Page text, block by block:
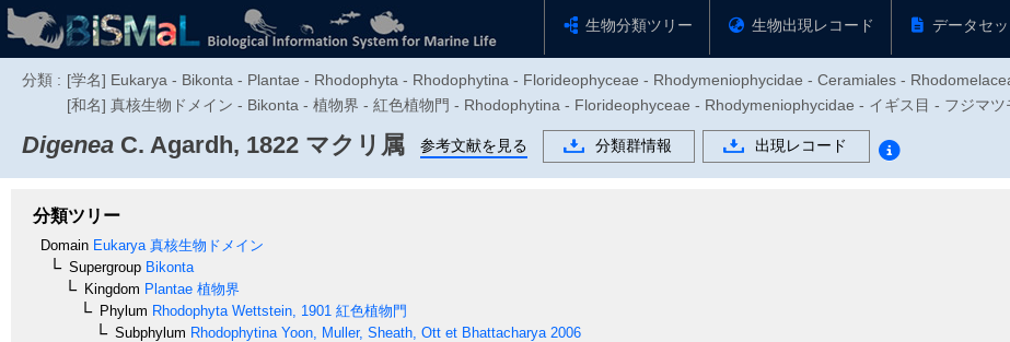
生物分類ツリー 生物出現レコード データセッ
分類 : [学名] Eukarya - Bikonta - Plantae - Rhodophyta - Rhodophytina - Florideophyceae - Rhodymeniophycidae - Ceramiales -
[和名] 真核生物ドメイン - Bikonta - 植物界 - 紅色植物門 - Rhodophytina - Florideophyceae - Rhodymeniophycidae - イギス目 - フジマツ
Digenea C. Agardh, 1822 マクリ属 参考文献を見る 分類群情報 出現レコード
分類ツリー
Domain Eukarya 真核生物ドメイン
Supergroup Bikonta
Kingdom Plantae 植物界
Phylum Rhodophyta Wettstein, 1901 紅色植物門
Subphylum Rhodophytina Yoon, Muller, Sheath, Ott et Bhattacharya 2006